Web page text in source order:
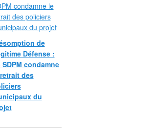
de
Défense :
SDPM condamne
des
du